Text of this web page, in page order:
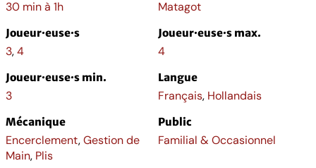
30 min à 1h Matagot
Joueur·euse·s
3,4
Joueur·euse·s max.
4
Joueur·euse·s min.
3
Langue
Français, Hollandais
Mécanique
Encerclement,Gestion de
Main, Plis
Public
Familial & Occasionnel